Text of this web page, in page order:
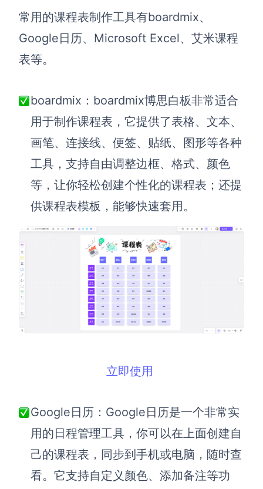
满足企业级团队协作和管理需求
帮助支持
知识分享社区
探索创意灵感与高效协作技巧
定价
常用的课程表制作工具有boardmix、
Google日历、 Microsoft Excel、 艾米课程
表等。
boardmix：boardmix博思白板非常适合
用于制作课程表，它提供了表格、文本、
画笔、连接线、便签、贴纸、图形等各种
工具，支持自由调整边框、格式、颜色
等，让你轻松创建个性化的课程表；还提
供课程表模板，能够快速套用。
立即使用
Google日历：Google日历是一个非常实
用的日程管理工具，你可以在上面创建自
己的课程表，同步到手机或电脑，随时查
看。它支持自定义颜色、添加备注等功